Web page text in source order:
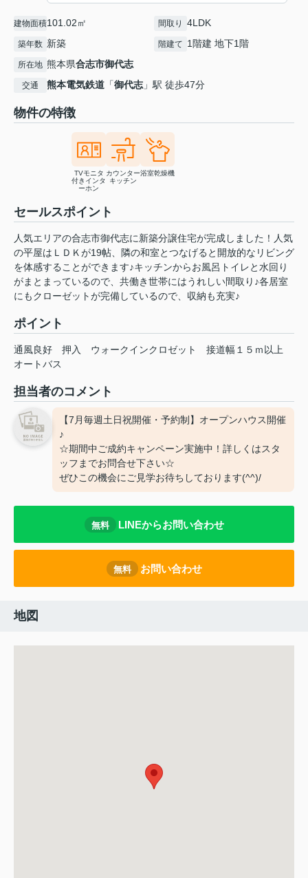
建物面積101.02㎡ 間取り 4LDK
築年数 新築 階建て 1階建 地下1階
所在地 熊本県合志市御代志
交通 熊本電気鉄道 「御代志 」駅 徒歩47分
物件の特徴
TVモニタ
付きインタ
ーホン
カウンター
キッチン
浴室乾燥機
セールスポイント
人気エリアの合志市御代志に新築分譲住宅が完成しました！人気
の平屋はＬＤＫが19帖、隣の和室とつなげると開放的なリビング
を体感することができます♪キッチンからお風呂トイレと水回り
がまとまっているので、共働き世帯にはうれしい間取り♪各居室
にもクローゼットが完備しているので、収納も充実♪
ポイント
通風良好 押入 ウォークインクロゼット
接道幅１５ｍ以上
オートバス
担当者のコメント
【7月毎週土日祝開催・予約制】オープンハウス開催
♪
☆期間中ご成約キャンペーン実施中！詳しくはスタ
ッフまでお問合せ下さい☆
ぜひこの機会にご見学お待ちしております(^^)/
無料 LINEからお問い合わせ
無料 お問い合わせ
地図